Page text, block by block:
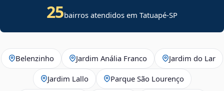
25bairros atendidos em Tatuapé-SP
Belenzinho Jardim Anália Franco Jardim do Lar
Jardim Lallo Parque São Lourenço